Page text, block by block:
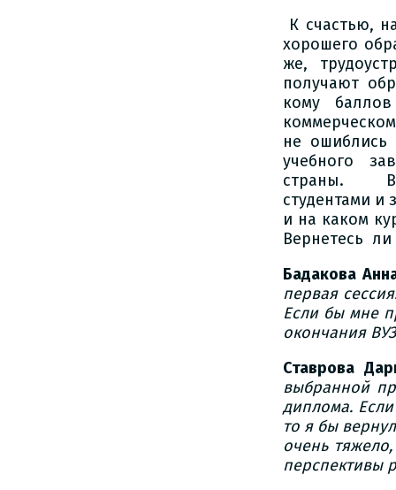
К счастью,
хорошего
же,
получают
кому
не
учебного
страны. В
студентами и
и на каком
Вернетесь
Бадакова
первая
Если бы мне
окончания
Ставрова
выбранной
диплома.
то я бы
очень
перспективы